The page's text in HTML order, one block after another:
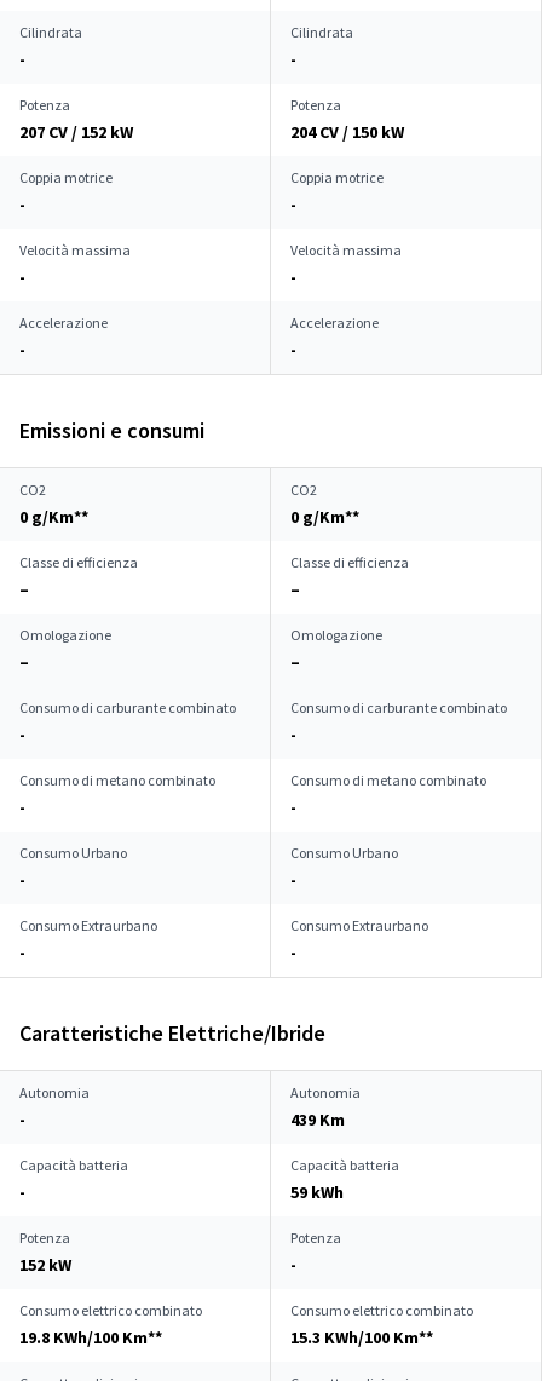
Cilindrata
-
Cilindrata
-
Potenza
207 CV / 152 kW
Potenza
204 CV / 150 kW
Coppia motrice
-
Coppia motrice
-
Velocità massima
-
Velocità massima
-
Accelerazione
-
Accelerazione
-
Emissioni e consumi
CO2
0 g/Km**
CO2
0 g/Km**
Classe di efficienza
–
Classe di efficienza
–
Omologazione
–
Omologazione
–
Consumo di carburante combinato
-
Consumo di carburante combinato
-
Consumo di metano combinato
-
Consumo di metano combinato
-
Consumo Urbano
-
Consumo Urbano
-
Consumo Extraurbano
-
Consumo Extraurbano
-
Caratteristiche Elettriche/Ibride
Autonomia
-
Autonomia
439 Km
Capacità batteria
-
Capacità batteria
59 kWh
Potenza
152 kW
Potenza
-
Consumo elettrico combinato
19.8 KWh/100 Km**
Consumo elettrico combinato
15.3 KWh/100 Km**